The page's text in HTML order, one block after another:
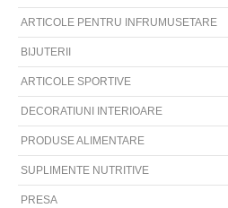
ARTICOLE PENTRU INFRUMUSETARE
BIJUTERII
ARTICOLE SPORTIVE
DECORATIUNI INTERIOARE
PRODUSE ALIMENTARE
SUPLIMENTE NUTRITIVE
PRESA